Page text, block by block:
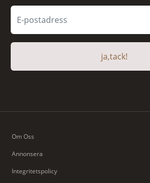
ja,tack!
Om Oss
Annonsera
Integritetspolicy